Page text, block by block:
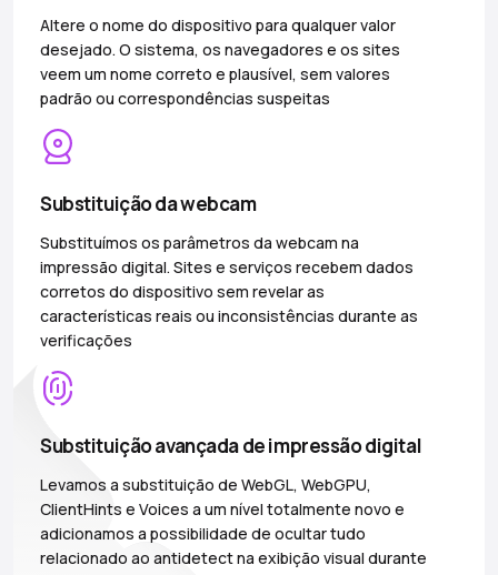
Altere o nome do dispositivo para qualquer valor
desejado. O sistema, os navegadores e os sites
veem um nome correto e plausível, sem valores
padrão ou correspondências suspeitas
Substituição da webcam
Substituímos os parâmetros da webcam na
impressão digital. Sites e serviços recebem dados
corretos do dispositivo sem revelar as
características reais ou inconsistências durante as
verificações
Substituição avançada de impressão digital
Levamos a substituição de WebGL, WebGPU,
ClientHints e Voices a um nível totalmente novo e
adicionamos a possibilidade de ocultar tudo
relacionado ao antidetect na exibição visual durante